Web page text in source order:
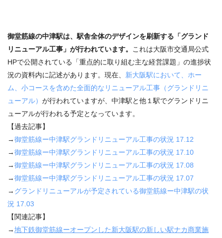
御堂筋線の中津駅は、駅舎全体のデザインを刷新する「グランド
リニューアル工事」が行われています。
これは大阪市交通局公式
HPで公開されている「重点的に取り組む主な経営課題」の進捗状
況の資料内に記述があります。現在、 新大阪駅において、ホー
ム、小コースを含めた全面的なリニューアル工事（グランドリニ
ューアル） が行われていますが、中津駅と他１駅でグランドリニ
ューアルが行われる予定となっています。
【過去記事】
→御堂筋線ー中津駅グランドリニューアル工事の状況 17.12
→御堂筋線ー中津駅グランドリニューアル工事の状況 17.10
→御堂筋線ー中津駅グランドリニューアル工事の状況 17.08
→御堂筋線ー中津駅グランドリニューアル工事の状況 17.07
→ グランドリニューアルが予定されている御堂筋線ー中津駅の状
況 17.03
【関連記事】
→地下鉄御堂筋線ーオープンした新大阪駅の新しい駅ナカ商業施